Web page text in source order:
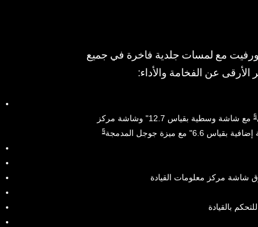
كورفيت مع لمسات جلدية فاخرة في جميع
§
مع شاشة وسطية بقياس 12.7" وشاشة مركز
§
شاشة مركز معلومات القيادة
بالقيادة